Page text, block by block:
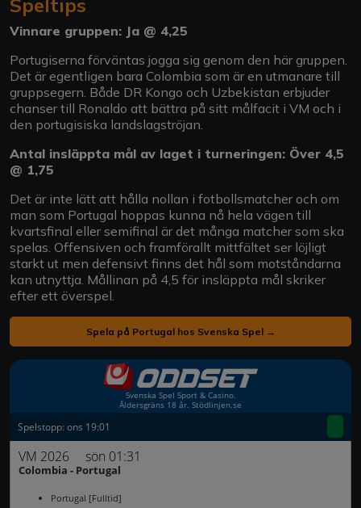
Speltips
Vinnare gruppen: Ja @ 4,25
Portugiserna förväntas jogga sig genom den här gruppen.
Det är egentligen bara Colombia som är en utmanare till
gruppsegern. Både DR Kongo och Uzbekistan erbjuder
chanser till Ronaldo att bättra på sitt målfacit i VM och i
den portugisiska landslagströjan.
Antal insläppta mål av laget i turneringen: Över 4,5
@ 1,75
Det är inte lätt att hålla nollan i fotbollsmatcher och om
man som Portugal hoppas kunna nå hela vägen till
kvartsfinal eller semifinal är det många matcher som ska
spelas. Offensiven och framförallt mittfältet ser löjligt
starkt ut men defensivt finns det hål som motståndarna
kan utnyttja. Mållinan på 4,5 för insläppta mål skriker
efter ett överspel.
Spela på Portugal hos Svenska Spel →